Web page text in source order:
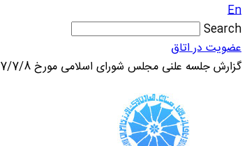
En
Search
عضویت در اتاق
گزارش جلسه علنی مجلس شورای اسلامی مورخ 97/7/8